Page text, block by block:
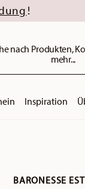
!
nach Produkten,
mehr...
Inspiration
BARONESSE